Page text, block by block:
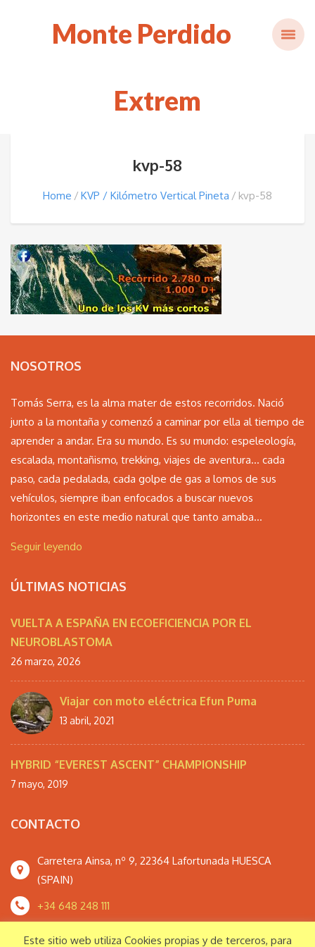
Monte Perdido
Extrem
kvp-58
Home KVP / Kilómetro Vertical Pineta kvp-58
NOSOTROS
Tomás Serra, es la alma mater de estos recorridos. Nació
junto a la montaña y comenzó a caminar por ella al tiempo de
aprender a andar. Era su mundo. Es su mundo: espeleología,
escalada, montañismo, trekking, viajes de aventura… cada
paso, cada pedalada, cada golpe de gas a lomos de sus
vehículos, siempre iban enfocados a buscar nuevos
horizontes en este medio natural que tanto amaba...
Seguir leyendo
ÚLTIMAS NOTICIAS
VUELTA A ESPAÑA EN ECOEFICIENCIA POR EL
NEUROBLASTOMA
26 marzo, 2026
Viajar con moto eléctrica Efun Puma
13 abril, 2021
HYBRID “EVEREST ASCENT” CHAMPIONSHIP
7 mayo, 2019
CONTACTO
Carretera Ainsa, nº 9, 22364 Lafortunada HUESCA
(SPAIN)
+34 648 248 111
Este sitio web utiliza Cookies propias y de terceros, para